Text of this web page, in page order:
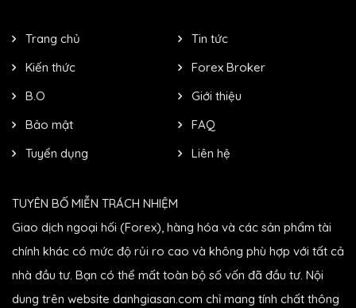
Trang chủ
Tin tức
Kiến thức
Forex Broker
B.O
Giới thiệu
Bảo mật
FAQ
Tuyển dụng
Liên hệ
TUYÊN BỐ MIỄN TRÁCH NHIỆM
Giao dịch ngoại hối (Forex), hàng hóa và các sản phẩm tài
chính khác có mức độ rủi ro cao và không phù hợp với tất cả
nhà đầu tư. Bạn có thể mất toàn bộ số vốn đã đầu tư. Nội
dung trên website danhgiasan.com chỉ mang tính chất thông